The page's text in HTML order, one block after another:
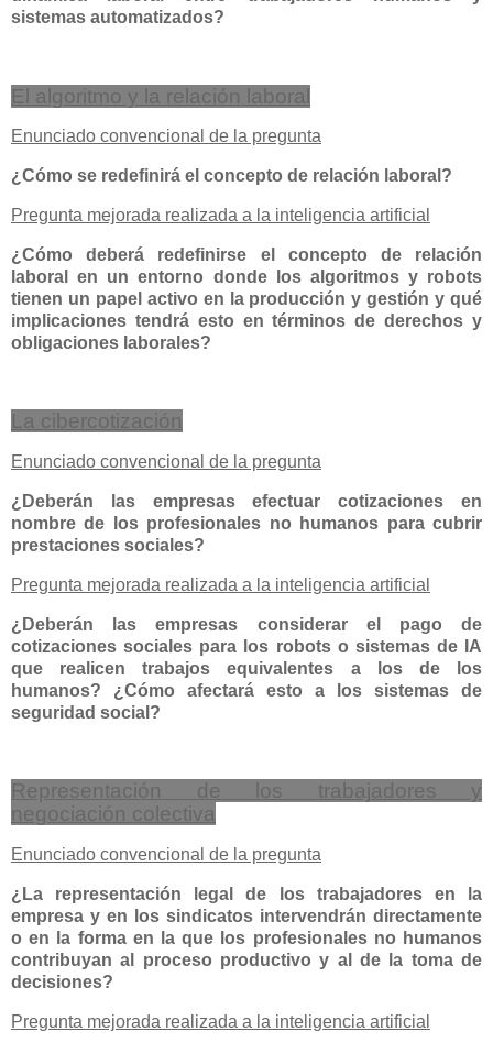
sistemas automatizados?
El algoritmo y la relación laboral
Enunciado convencional de la pregunta
¿Cómo se redefinirá el concepto de relación laboral?
Pregunta mejorada realizada a la inteligencia artificial
¿Cómo deberá redefinirse el concepto de relación
laboral en un entorno donde los algoritmos y robots
tienen un papel activo en la producción y gestión y qué
implicaciones tendrá esto en términos de derechos y
obligaciones laborales?
La cibercotización
Enunciado convencional de la pregunta
¿Deberán las empresas efectuar cotizaciones en
nombre de los profesionales no humanos para cubrir
prestaciones sociales?
Pregunta mejorada realizada a la inteligencia artificial
¿Deberán las empresas considerar el pago de
cotizaciones sociales para los robots o sistemas de IA
que realicen trabajos equivalentes a los de los
humanos? ¿Cómo afectará esto a los sistemas de
seguridad social?
Representación de los trabajadores y
negociación colectiva
Enunciado convencional de la pregunta
¿La representación legal de los trabajadores en la
empresa y en los sindicatos intervendrán directamente
o en la forma en la que los profesionales no humanos
contribuyan al proceso productivo y al de la toma de
decisiones?
Pregunta mejorada realizada a la inteligencia artificial